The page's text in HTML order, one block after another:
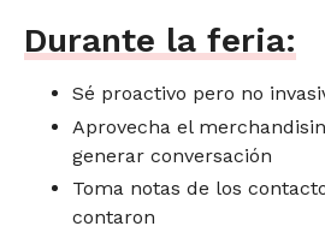
Durante la feria:
Sé proactivo pero no
Aprovecha el
generar conversación
Toma notas de los
contaron